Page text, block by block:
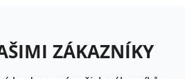
ZÁKAZNÍKY